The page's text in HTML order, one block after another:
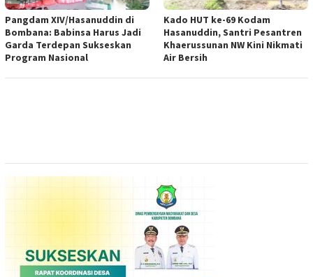
Pangdam XIV/Hasanuddin di
Bombana: Babinsa Harus Jadi
Garda Terdepan Sukseskan
Program Nasional
Kado HUT ke-69 Kodam
Hasanuddin, Santri Pesantren
Khaerussunan NW Kini Nikmati
Air Bersih